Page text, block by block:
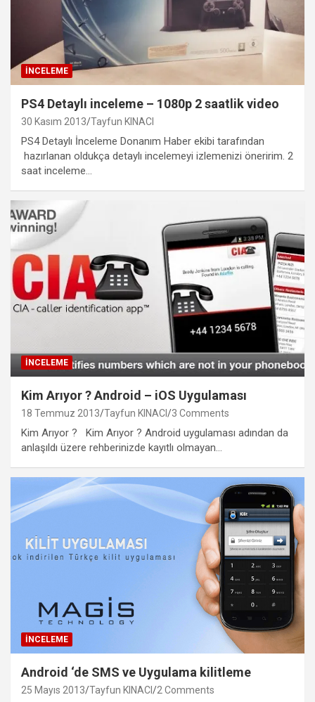
İNCELEME
PS4 Detaylı inceleme – 1080p 2 saatlik video
30 Kasım 2013 Tayfun KINACI
PS4 Detaylı İnceleme Donanım Haber ekibi tarafından
hazırlanan oldukça detaylı incelemeyi izlemenizi öneririm. 2
saat inceleme…
İNCELEME
Kim Arıyor ? Android – iOS Uygulaması
18 Temmuz 2013 Tayfun KINACI 3 Comments
Kim Arıyor ? Kim Arıyor ? Android uygulaması adından da
anlaşıldı üzere rehberinizde kayıtlı olmayan…
İNCELEME
Android ‘de SMS ve Uygulama kilitleme
25 Mayıs 2013 Tayfun KINACI 2 Comments